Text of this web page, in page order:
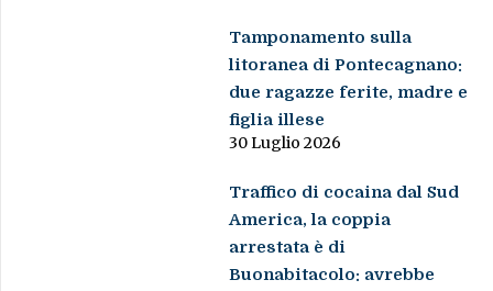
Tamponamento sulla
litoranea di Pontecagnano:
due ragazze ferite, madre e
figlia illese
30 Luglio 2026
Traffico di cocaina dal Sud
America, la coppia
arrestata è di
Buonabitacolo: avrebbe